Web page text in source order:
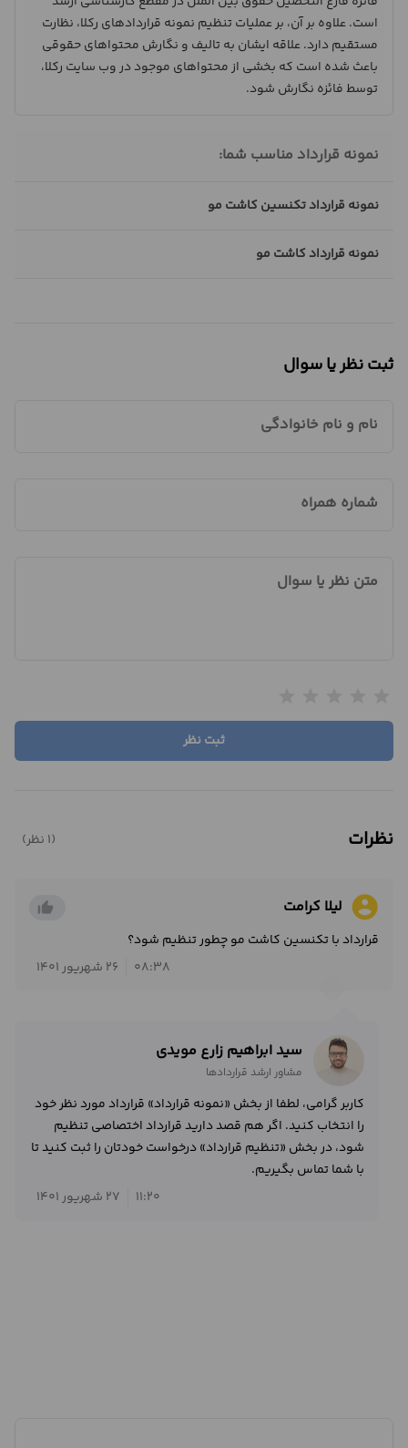
است. علاوه بر آن، بر عملیات تنظیم نمونه قراردادهای رکلا، نظارت
مستقیم دارد. علاقه ایشان به تالیف و نگارش محتواهای حقوقی
باعث شده است که بخشی از محتواهای موجود در وب سایت رکلا،
توسط فائزه نگارش شود.
نمونه قرارداد مناسب شما:
نمونه قرارداد تکنسین کاشت مو
نمونه قرارداد کاشت مو
ثبت نظر یا سوال
نام و نام خانوادگی
شماره همراه
متن نظر یا سوال
ثبت نظر
نظرات (1 نظر)
account_circle لیلا کرامت thumb_up_alt
قرارداد با تکنسین کاشت مو چطور تنظیم شود؟
08:38
26 شهریور 1401
سید ابراهیم زارع مویدی
مشاور ارشد قراردادها
کاربر گرامی، لطفا از بخش «نمونه قرارداد» قرارداد مورد نظر خود
را انتخاب کنید. اگر هم قصد دارید قرارداد اختصاصی تنظیم
شود، در بخش «تنظیم قرارداد» درخواست خودتان را ثبت کنید تا
با شما تماس بگیریم.
11:20
27 شهریور 1401